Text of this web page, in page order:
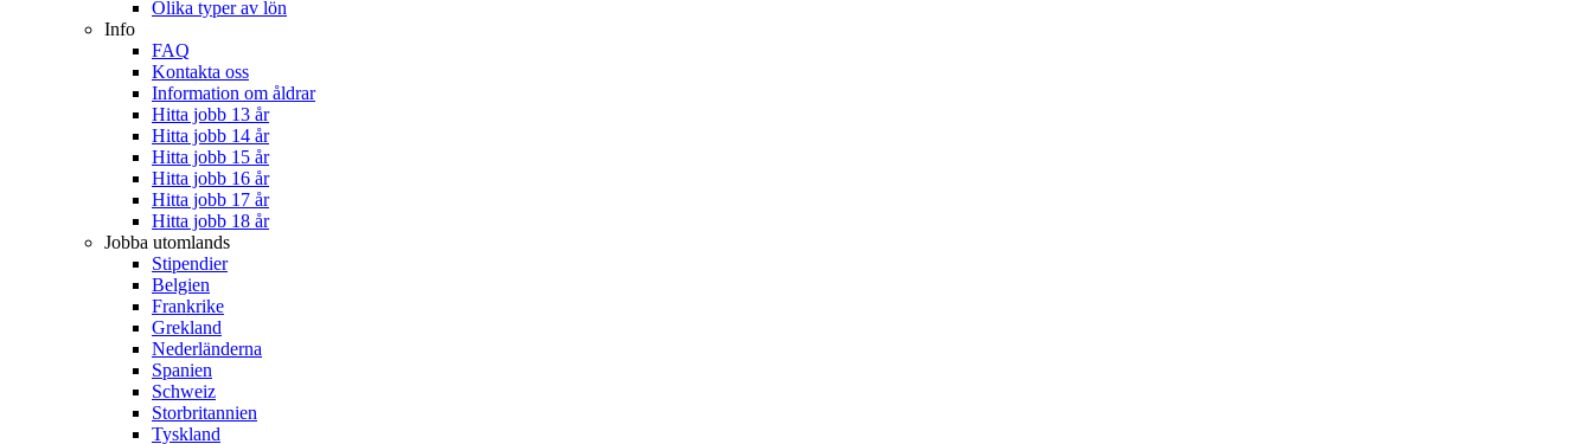
Olika typer av lön
Info
FAQ
Kontakta oss
Information om åldrar
Hitta jobb 13 år
Hitta jobb 14 år
Hitta jobb 15 år
Hitta jobb 16 år
Hitta jobb 17 år
Hitta jobb 18 år
Jobba utomlands
Stipendier
Belgien
Frankrike
Grekland
Nederländerna
Spanien
Schweiz
Storbritannien
Tyskland